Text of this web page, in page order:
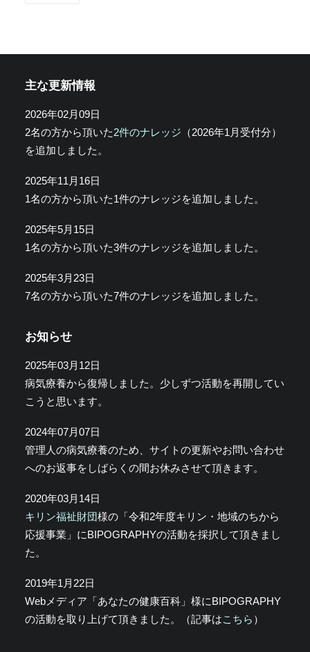
主な更新情報
2026年02月09日
2名の方から頂いた2件のナレッジ （2026年1月受付分）
を追加しました。
2025年11月16日
1名の方から頂いた1件のナレッジを追加しました。
2025年5月15日
1名の方から頂いた3件のナレッジを追加しました。
2025年3月23日
7名の方から頂いた7件のナレッジを追加しました。
お知らせ
2025年03月12日
病気療養から復帰しました。少しずつ活動を再開してい
こうと思います。
2024年07月07日
管理人の病気療養のため、サイトの更新やお問い合わせ
へのお返事をしばらくの間お休みさせて頂きます。
2020年03月14日
キリン福祉財団様の「令和2年度キリン・地域のちから
応援事業」にBIPOGRAPHYの活動を採択して頂きまし
た。
2019年1月22日
Webメディア「あなたの健康百科」様にBIPOGRAPHY
の活動を取り上げて頂きました。（記事はこちら ）